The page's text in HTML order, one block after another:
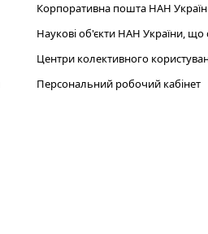
Корпоративна пошта НАН
Наукові об'єкти НАН України,
Центри колективного
Персональний робочий кабінет